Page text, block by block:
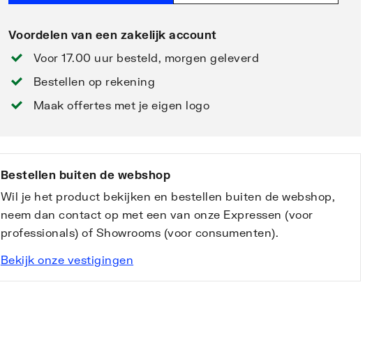
Voordelen van een zakelijk account
Voor 17.00 uur besteld, morgen geleverd
Bestellen op rekening
Maak offertes met je eigen logo
Bestellen buiten de webshop
Wil je het product bekijken en bestellen buiten de webshop,
neem dan contact op met een van onze Expressen (voor
professionals) of Showrooms (voor consumenten).
Bekijk onze vestigingen